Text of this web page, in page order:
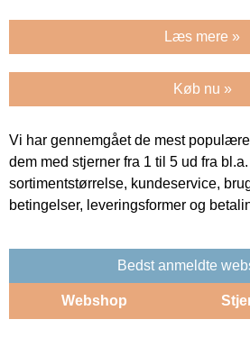
Læs mere »
Køb nu »
Vi har gennemgået de mest
dem med stjerner fra 1 til 5 ud fra
sortimentstørrelse, kundeservice,
betingelser, leveringsformer og
Bedst anmeldte
Webshop